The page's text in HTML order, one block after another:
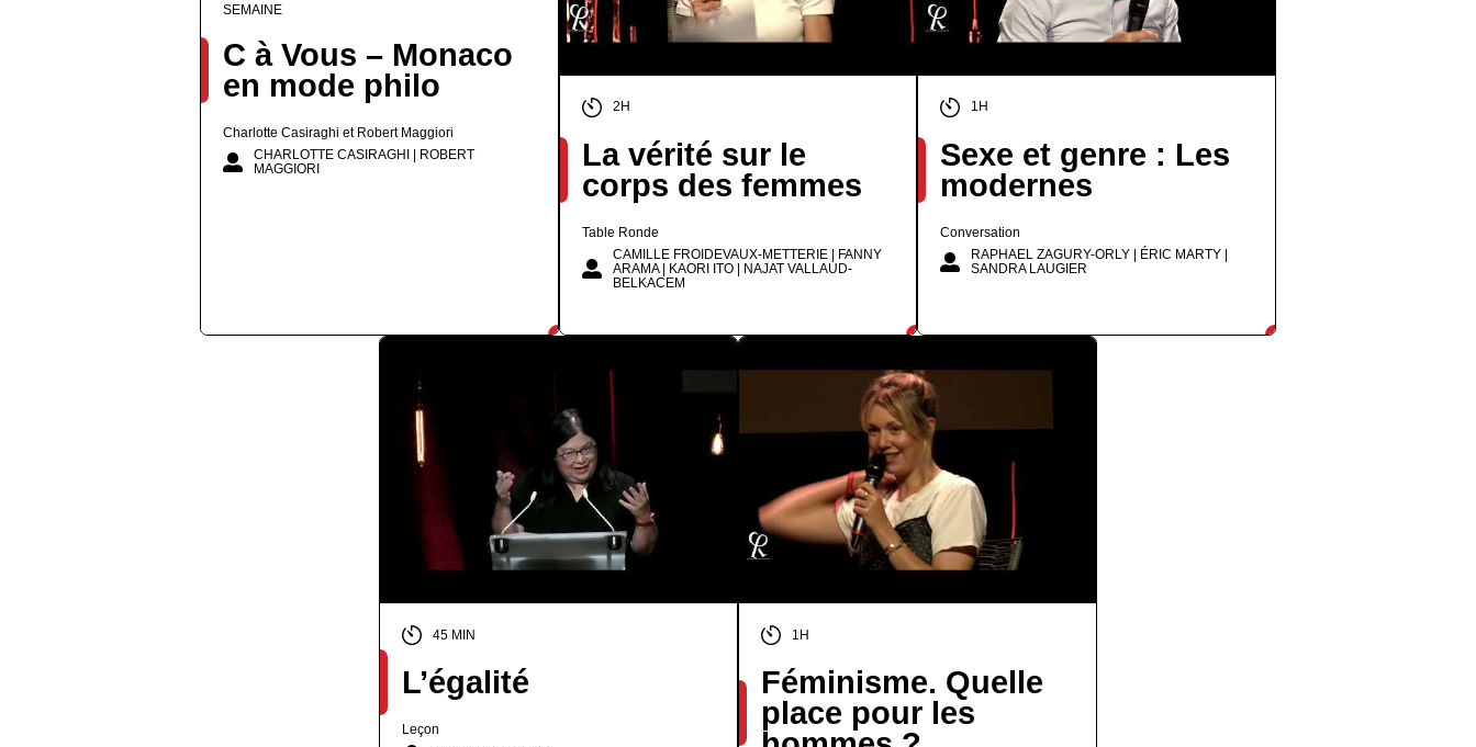
SEMAINE
C à Vous – Monaco
en mode philo
Charlotte Casiraghi et Robert Maggiori
CHARLOTTE CASIRAGHI | ROBERT
MAGGIORI
2H
La vérité sur le
corps des femmes
Table Ronde
CAMILLE FROIDEVAUX-METTERIE | FANNY
ARAMA | KAORI ITO | NAJAT VALLAUD-
BELKACEM
1H
Sexe et genre : Les
modernes
Conversation
RAPHAEL ZAGURY-ORLY | ÉRIC MARTY |
SANDRA LAUGIER
45 MIN
L’égalité
Leçon
1H
Féminisme. Quelle
place pour les